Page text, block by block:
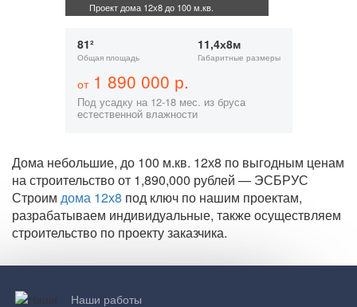
Проект дома 12х8 до 100 м.кв.
81²
Общая площадь
11,4х8м
Габаритные размеры
от1 890 000 р.
Под усадку на 12-18 мес. из бруса
естественной влажности
Дома небольшие, до 100 м.кв. 12х8 по выгодным ценам
на строительство от 1,890,000 рублей — ЭСБРУС
Строим дома 12х8 под ключ по нашим проектам,
разрабатываем индивидуальные, также осуществляем
строительство по проекту заказчика.
Наши работы